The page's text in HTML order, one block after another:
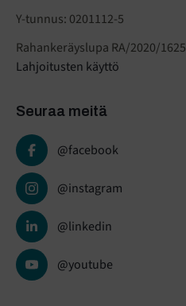
Y-tunnus: 0201112-5
Rahankeräyslupa RA/2020/1625
Lahjoitusten käyttö
Seuraa meitä
@facebook
@instagram
@linkedin
@youtube